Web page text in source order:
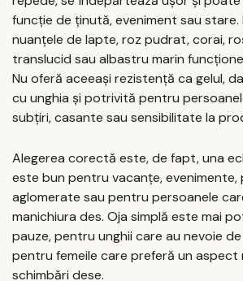
funcție de ținută, eveniment sau stare.
nuanțele de lapte, roz pudrat, corai,
translucid sau albastru marin
Nu oferă aceeași rezistență ca gelul,
cu unghia și potrivită pentru
subțiri, casante sau sensibilitate la
Alegerea corectă este, de fapt, una
este bun pentru vacanțe, evenimente,
aglomerate sau pentru persoanele
manichiura des. Oja simplă este mai
pauze, pentru unghii care au nevoie
pentru femeile care preferă un aspect
schimbări dese.